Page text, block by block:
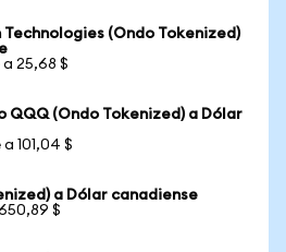
Technologies (Ondo Tokenized)
25,68 $
QQQ (Ondo Tokenized) a Dólar
101,04 $
a Dólar canadiense
$